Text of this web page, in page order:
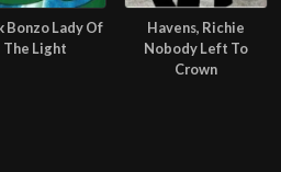
Bonzo Lady Of
The Light
Havens, Richie
Nobody Left To
Crown